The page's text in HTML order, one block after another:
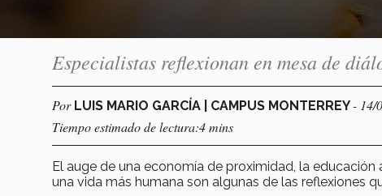
Especialistas reflexionan en mesa de
Por LUIS MARIO GARCÍA | CAMPUS MONTERREY- 14/
Tiempo estimado de lectura:4 mins
El auge de una economía de proximidad, la
una vida más humana son algunas de las reflexiones